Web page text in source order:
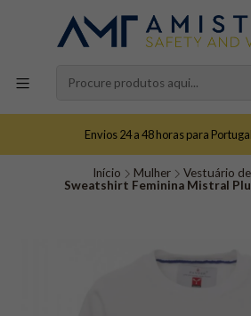
Envios 24 a 48 horas para
Início Mulher
Vestuário
Sweatshirt Feminina Mistral